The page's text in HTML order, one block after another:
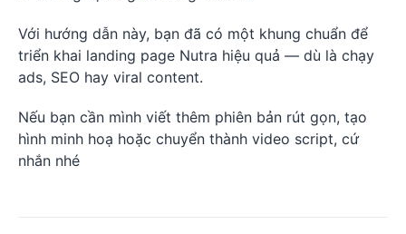
Với hướng dẫn này, bạn đã có một khung chuẩn để
triển khai landing page Nutra hiệu quả — dù là chạy
ads, SEO hay viral content.
Nếu bạn cần mình viết thêm phiên bản rút gọn, tạo
hình minh hoạ hoặc chuyển thành video script, cứ
nhắn nhé